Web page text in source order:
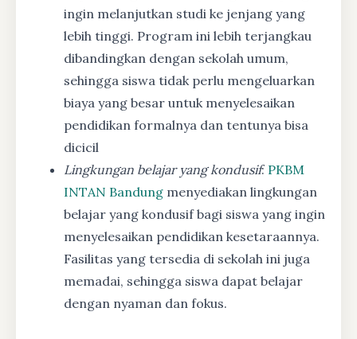
ingin melanjutkan studi ke jenjang yang
lebih tinggi. Program ini lebih terjangkau
dibandingkan dengan sekolah umum,
sehingga siswa tidak perlu mengeluarkan
biaya yang besar untuk menyelesaikan
pendidikan formalnya dan tentunya bisa
dicicil
Lingkungan belajar yang kondusif: PKBM
INTAN Bandung menyediakan lingkungan
belajar yang kondusif bagi siswa yang ingin
menyelesaikan pendidikan kesetaraannya.
Fasilitas yang tersedia di sekolah ini juga
memadai, sehingga siswa dapat belajar
dengan nyaman dan fokus.